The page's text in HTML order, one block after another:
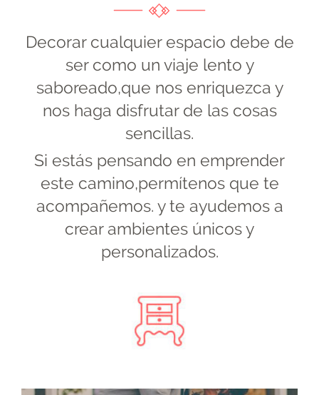
Decorar cualquier espacio debe de
ser como un viaje lento y
saboreado,que nos enriquezca y
nos haga disfrutar de las cosas
sencillas.
Si estás pensando en emprender
este camino,permítenos que te
acompañemos. y te ayudemos a
crear ambientes únicos y
personalizados.